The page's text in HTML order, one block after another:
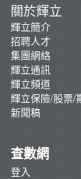
關於輝立
輝立簡介
招聘人才
集團網絡
輝立通訊
輝立頻道
輝立保險/股票/
新聞稿
查數網
登入